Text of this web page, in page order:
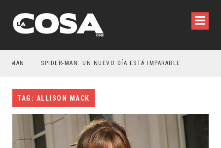
SPIDER-MAN: UN NUEVO DÍA ESTÁ IMPARABLE
TAG: ALLISON MACK